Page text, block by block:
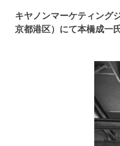
キヤノンマーケティング
京都港区）にて本橋成一